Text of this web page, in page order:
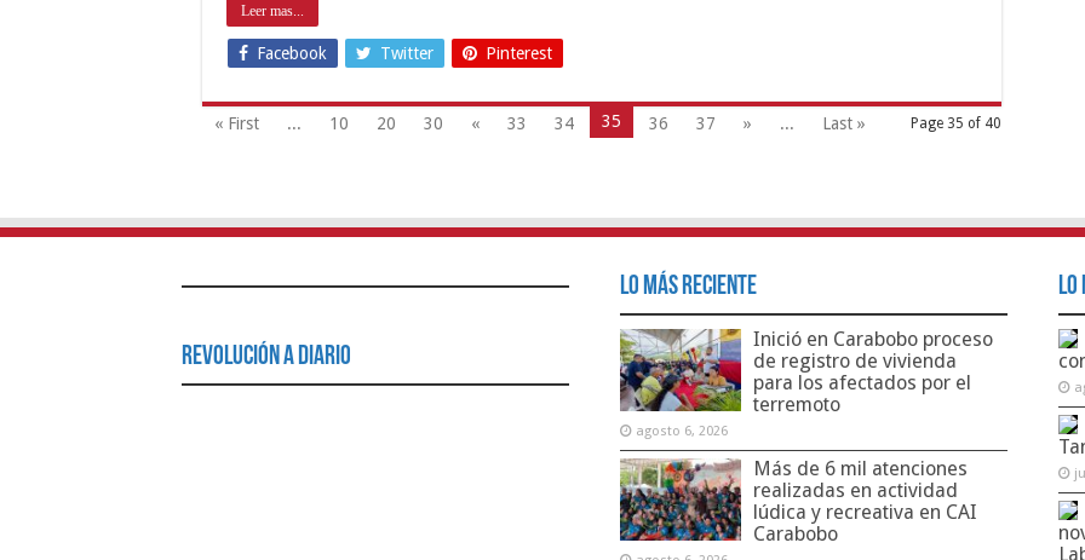
Leer mas...
Facebook Twitter Pinterest
Page 35 of 40
« First ... 10 20 30 « 33 34 35 36 37 » ... Last »
Revolución a Diario
Lo Más Reciente
Inició en Carabobo proceso
de registro de vivienda
para los afectados por el
terremoto
agosto 6, 2026
Más de 6 mil atenciones
realizadas en actividad
lúdica y recreativa en CAI
Carabobo